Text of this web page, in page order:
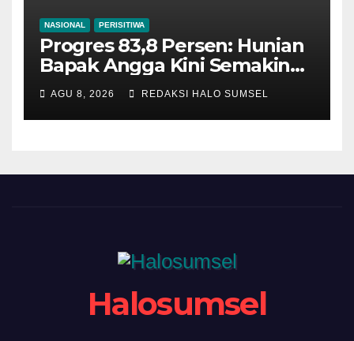
NASIONAL PERISITIWA
Progres 83,8 Persen: Hunian
Bapak Angga Kini Semakin
Tampil Sempurna
AGU 8, 2026 REDAKSI HALO SUMSEL
Halosumsel